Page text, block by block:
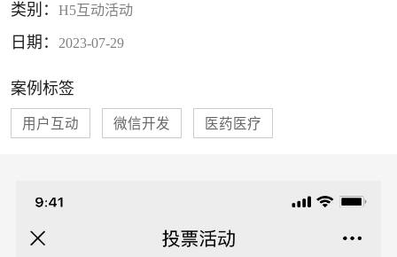
类别： H5互动活动
日期： 2023-07-29
案例标签
用户互动 微信开发 医药医疗